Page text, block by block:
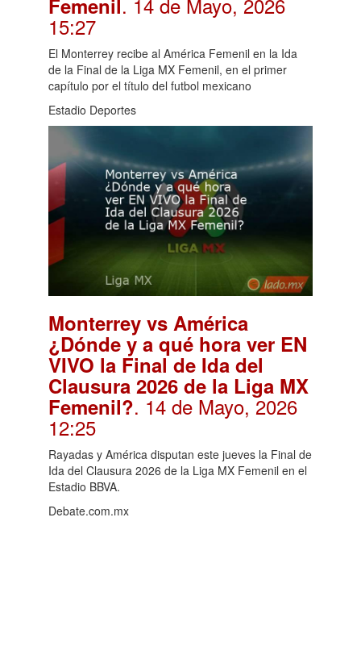
15:27
El Monterrey recibe al América Femenil en la Ida
de la Final de la Liga MX Femenil, en el primer
capítulo por el título del futbol mexicano
Estadio Deportes
Monterrey vs América
¿Dónde y a qué hora ver EN
VIVO la Final de Ida del
Clausura 2026 de la Liga MX
Femenil?. 14 de Mayo, 2026
12:25
Rayadas y América disputan este jueves la Final de
Ida del Clausura 2026 de la Liga MX Femenil en el
Estadio BBVA.
Debate.com.mx